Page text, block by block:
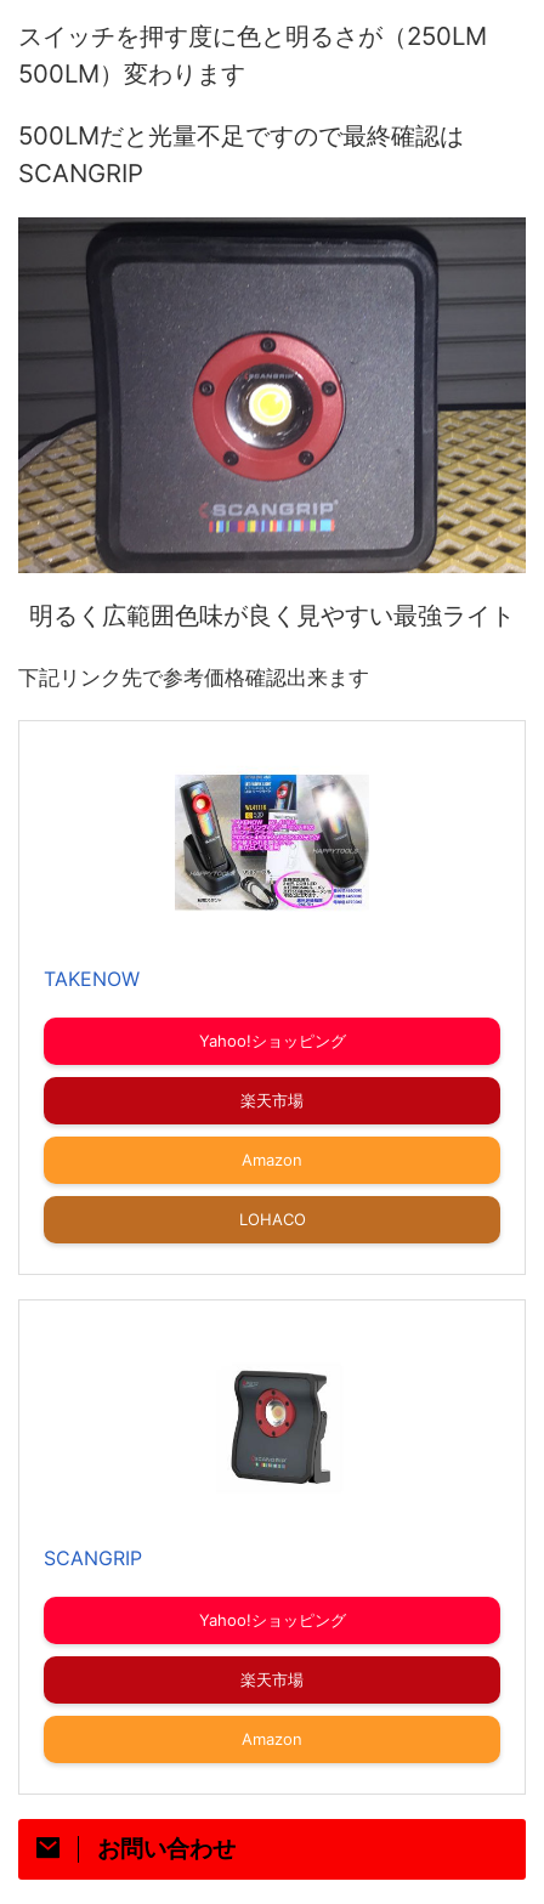
スイッチを押す度に色と明るさが（250LM
500LM）変わります
500LMだと光量不足ですので最終確認は
SCANGRIP
明るく広範囲色味が良く見やすい最強ライト
下記リンク先で参考価格確認出来ます
TAKENOW
Yahoo!ショッピング
楽天市場
Amazon
LOHACO
SCANGRIP
Yahoo!ショッピング
楽天市場
Amazon
お問い合わせ